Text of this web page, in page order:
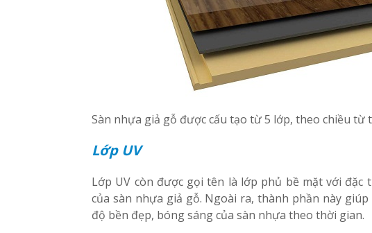
Sàn nhựa giả gỗ được cấu tạo từ 5 lớp, theo chiều từ
Lớp UV
Lớp UV còn được gọi tên là lớp phủ bề mặt với đặc
của sàn nhựa giả gỗ. Ngoài ra, thành phần này
độ bền đẹp, bóng sáng của sàn nhựa theo thời gian.